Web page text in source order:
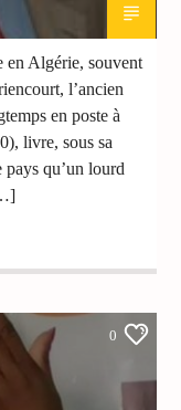
en Algérie, souvent
l’ancien
en poste à
livre, sous sa
pays qu’un lourd
0